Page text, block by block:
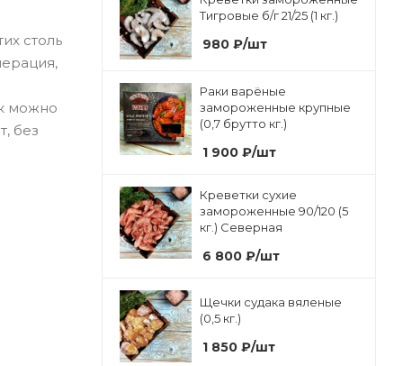
столь
можно
без
Тигровые б/г 21/25 (1 кг.)
980 ₽/шт
Раки варёные
замороженные крупные
(0,7 брутто кг.)
1 900 ₽/шт
Креветки сухие
замороженные 90/120 (5
кг.) Северная
6 800 ₽/шт
Щечки судака вяленые
(0,5 кг.)
1 850 ₽/шт